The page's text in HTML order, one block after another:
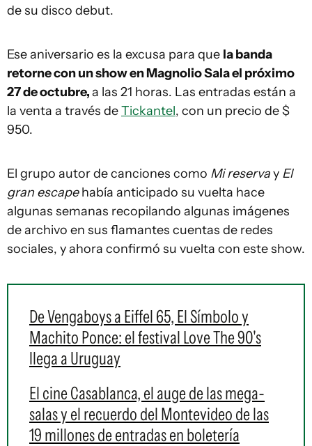
de su disco debut.
Ese aniversario es la excusa para que la banda
retorne con un show en Magnolio Sala el próximo
27 de octubre,a las 21 horas. Las entradas están a
la venta a través deTickantel, con un precio de $
950.
El grupo autor de canciones como Mi reservay El
gran escapehabía anticipado su vuelta hace
algunas semanas recopilando algunas imágenes
de archivo en sus flamantes cuentas de redes
sociales, y ahora confirmó su vuelta con este show.
De Vengaboys a Eiffel 65, El Símbolo y
Machito Ponce: el festival Love The 90's
llega a Uruguay
El cine Casablanca, el auge de las mega-
salas y el recuerdo del Montevideo de las
19 millones de entradas en boletería